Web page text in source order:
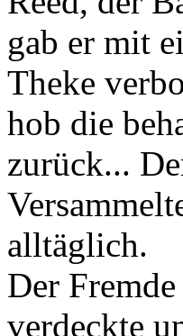
gab er mit
Theke
hob die
zurück...
alltäglich.
Der
verdeckte